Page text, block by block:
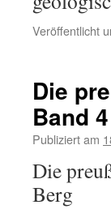
Veröffentlicht
Die
Band 4
Publiziert am
Die
Berg